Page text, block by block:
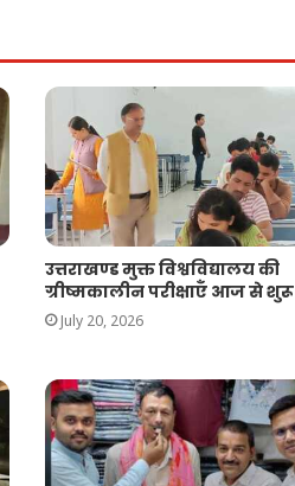
उत्तराखण्ड मुक्त विश्वविद्यालय की
ग्रीष्मकालीन परीक्षाएँ आज से शुरू
July 20, 2026